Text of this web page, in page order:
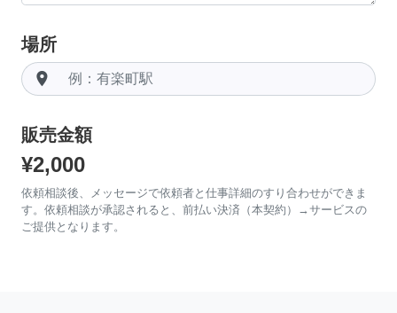
場所
room
販売金額
¥2,000
依頼相談後、メッセージで依頼者と仕事詳細のすり合わせができま
す。依頼相談が承認されると、前払い決済（本契約）→サービスの
ご提供となります。